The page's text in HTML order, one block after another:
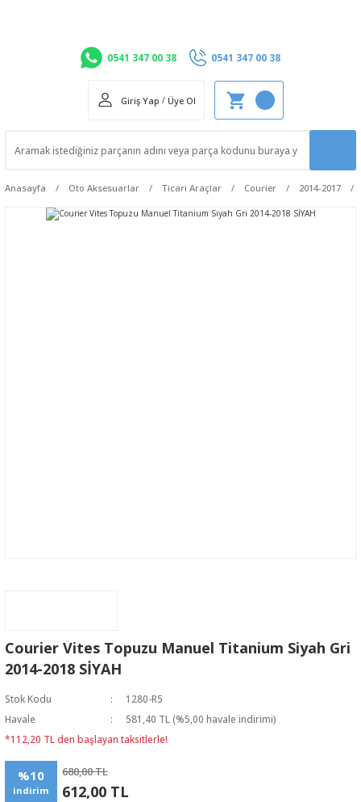
0541 347 00 38 0541 347 00 38
Giriş Yap / Üye Ol
Anasayfa Oto Aksesuarlar Ticari Araçlar Courier 2014-2017
Courier Vites Topuzu Manuel Titanium Siyah Gri
2014-2018 SİYAH
Stok Kodu
1280-R5
Havale
581,40 TL (%5,00 havale indirimi)
*112,20 TL den başlayan taksitlerle!
%10
indirim
680,00 TL
612,00 TL